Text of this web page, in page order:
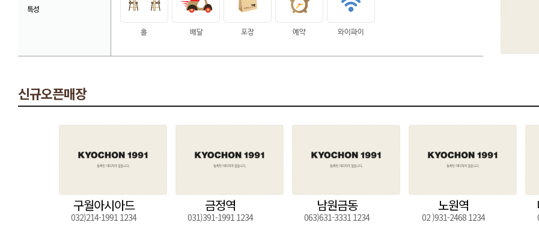
특성
신규오픈매장
구월아시아드
032)214-1991 1234
금정역
031)391-1991 1234
남원금동
063)631-3331 1234
노원역
02 )931-2468 1234